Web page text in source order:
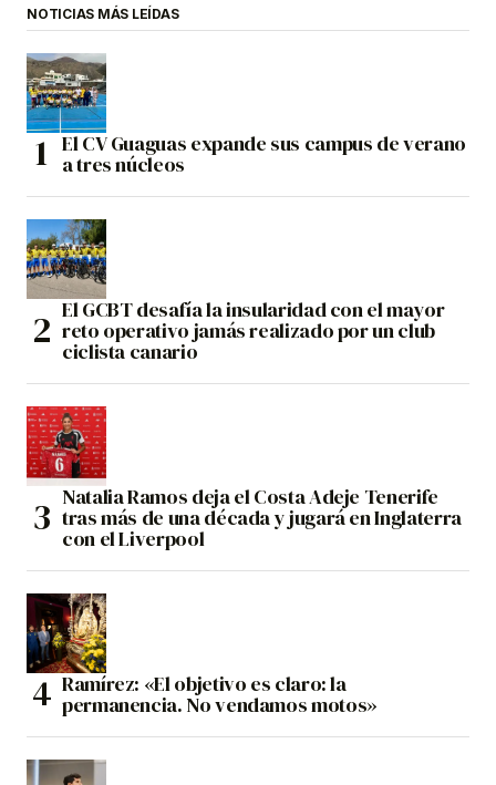
NOTICIAS MÁS LEÍDAS
El CV Guaguas expande sus campus de verano
a tres núcleos
El GCBT desafía la insularidad con el mayor
reto operativo jamás realizado por un club
ciclista canario
Natalia Ramos deja el Costa Adeje Tenerife
tras más de una década y jugará en Inglaterra
con el Liverpool
Ramírez: «El objetivo es claro: la
permanencia. No vendamos motos»